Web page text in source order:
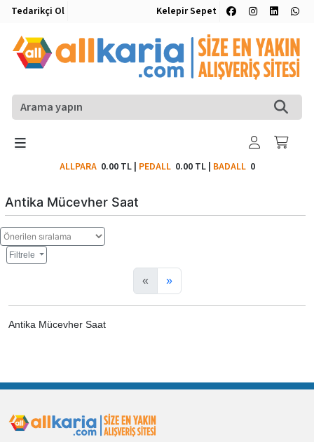
Tedarikçi Ol Kelepir Sepet
ALLPARA 0.00 TL| PEDALL 0.00 TL| BADALL0
Antika Mücevher Saat
Filtrele
« »
Antika Mücevher Saat